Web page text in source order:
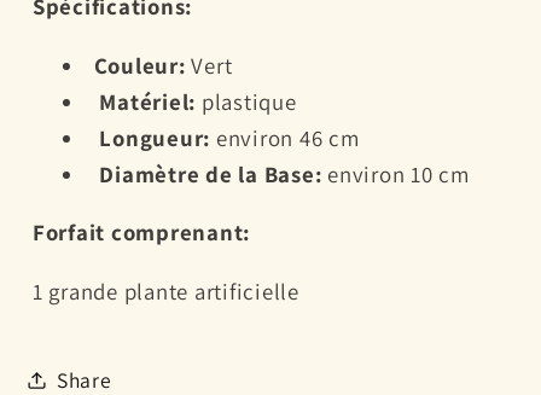
toxique
décoration
d&#39;aquarium
toxique
décoration
d&#39;aquarium
Couleur: Vert
Matériel: plastique
Longueur: environ 46 cm
Diamètre de la Base: environ 10 cm
Forfait comprenant:
1 grande plante artificielle
Share